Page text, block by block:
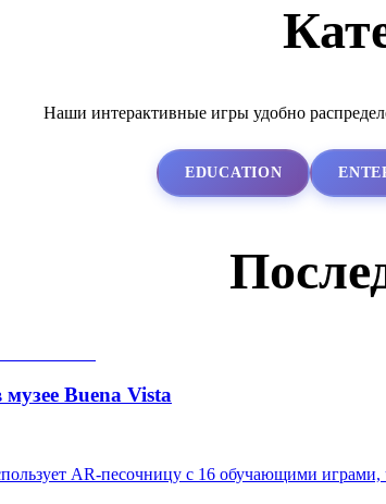
Наши интерактивные игры удобно
EDUCATION
Buena Vista
AR-песочницу с 16 обучающими играми,